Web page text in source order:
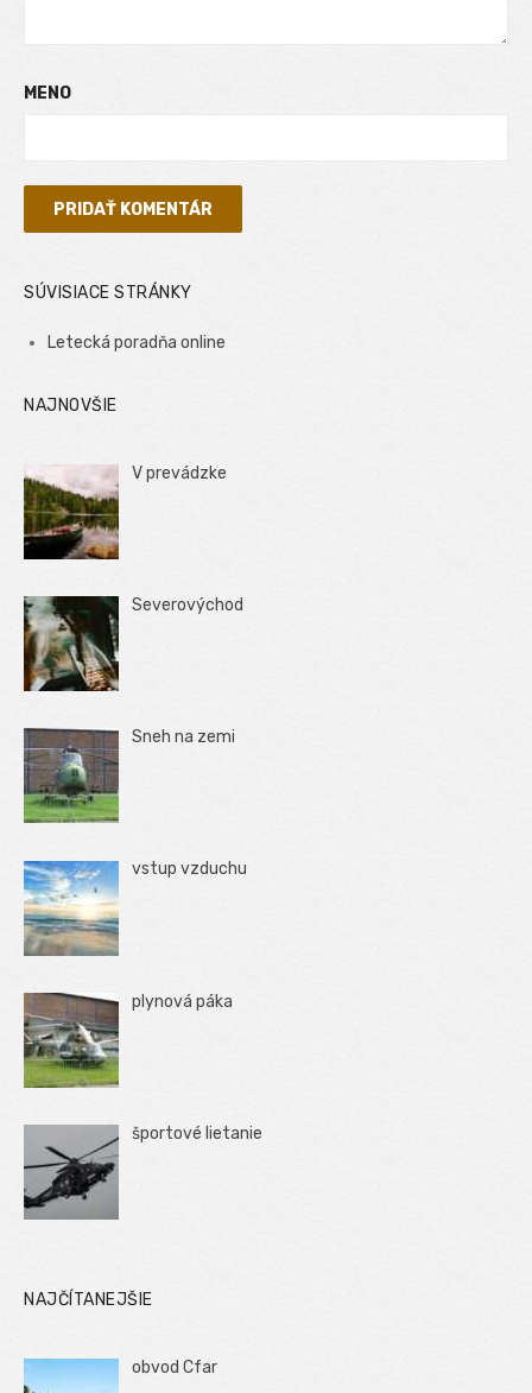
MENO
SÚVISIACE STRÁNKY
Letecká poradňa online
NAJNOVŠIE
V prevádzke
Severovýchod
Sneh na zemi
vstup vzduchu
plynová páka
športové lietanie
NAJČÍTANEJŠIE
obvod Cfar